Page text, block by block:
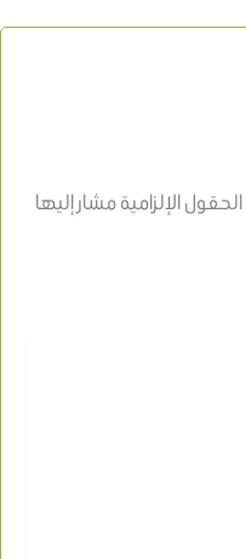
الحقول الإلزامية مشار إليها